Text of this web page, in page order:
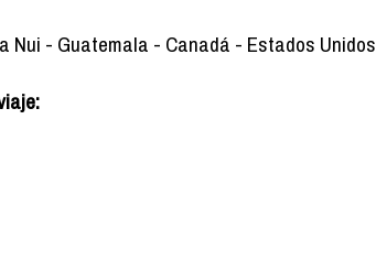
Nui - Guatemala - Canadá - Estados Unidos